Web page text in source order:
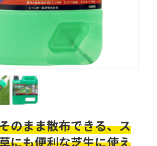
のまま散布できる、ス
にも便利な芝生に使え